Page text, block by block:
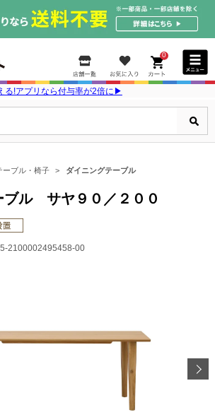
0
る!アプリなら付与率が2倍に▶
ーブル・椅子 ダイニングテーブル
ブル サヤ９０／２００
2100002495458-00